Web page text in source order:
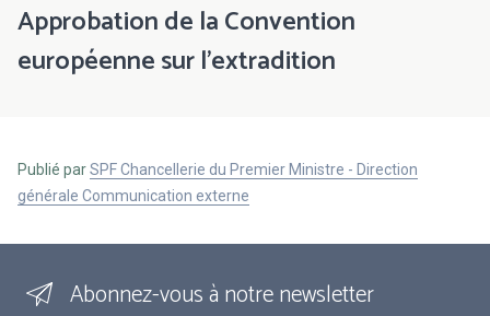
Approbation de la Convention
européenne sur l'extradition
Publié parSPF Chancellerie du Premier Ministre - Direction
générale Communication externe
Abonnez-vous à notre newsletter